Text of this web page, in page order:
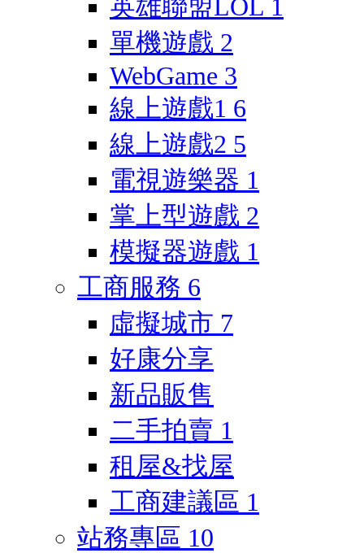
英雄聯盟LOL 1
單機遊戲 2
WebGame 3
線上遊戲1 6
線上遊戲2 5
電視遊樂器 1
掌上型遊戲 2
模擬器遊戲 1
工商服務 6
虛擬城市 7
好康分享
新品販售
二手拍賣 1
租屋&找屋
工商建議區 1
站務專區 10